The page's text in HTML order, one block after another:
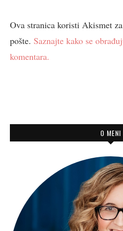
Ova stranica koristi Akismet
pošte. Saznajte kako se
komentara.
O MENI